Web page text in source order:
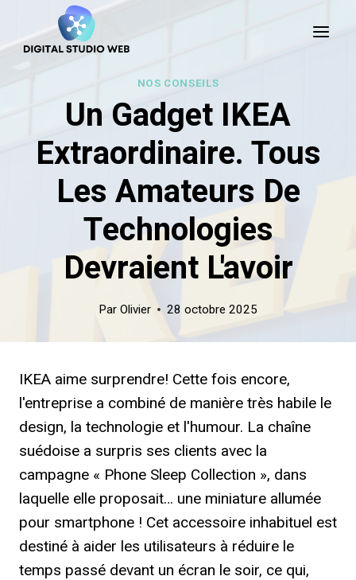
content
NOS CONSEILS
Un Gadget IKEA
Extraordinaire. Tous
Les Amateurs De
Technologies
Devraient L'avoir
Par Olivier 28 octobre 2025
IKEA aime surprendre! Cette fois encore,
l'entreprise a combiné de manière très habile le
design, la technologie et l'humour. La chaîne
suédoise a surpris ses clients avec la
campagne « Phone Sleep Collection », dans
laquelle elle proposait… une miniature allumée
pour smartphone ! Cet accessoire inhabituel est
destiné à aider les utilisateurs à réduire le
temps passé devant un écran le soir, ce qui,